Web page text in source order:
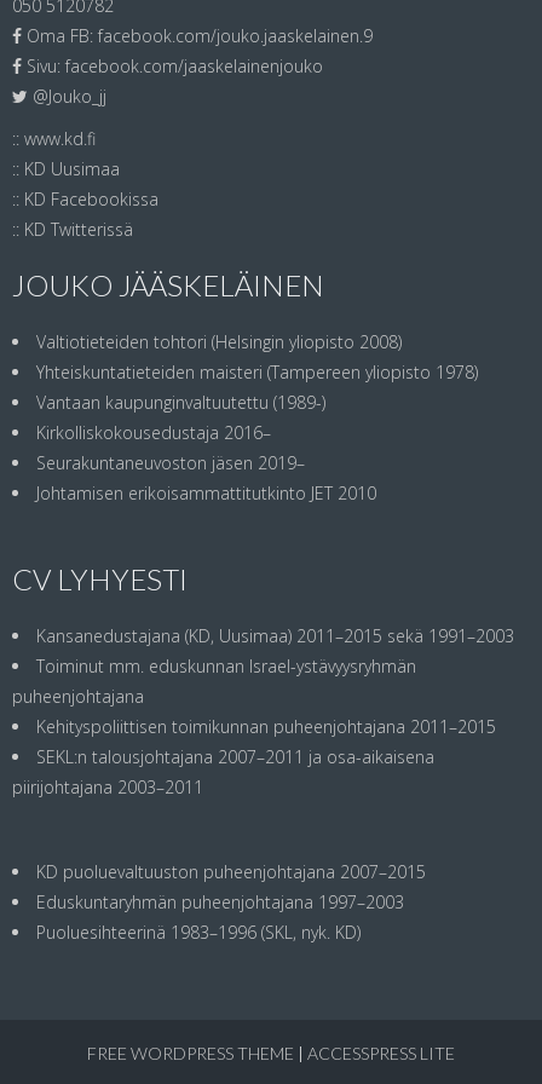
050 5120782
Oma FB: facebook.com/jouko.jaaskelainen.9
Sivu: facebook.com/jaaskelainenjouko
@Jouko_jj
:: www.kd.fi
:: KD Uusimaa
:: KD Facebookissa
:: KD Twitterissä
JOUKO JÄÄSKELÄINEN
Valtiotieteiden tohtori (Helsingin yliopisto 2008)
Yhteiskuntatieteiden maisteri (Tampereen yliopisto 1978)
Vantaan kaupunginvaltuutettu (1989-)
Kirkolliskokousedustaja 2016–
Seurakuntaneuvoston jäsen 2019–
Johtamisen erikoisammattitutkinto JET 2010
CV LYHYESTI
Kansanedustajana (KD, Uusimaa) 2011–2015 sekä 1991–2003
Toiminut mm. eduskunnan Israel-ystävyysryhmän
puheenjohtajana
Kehityspoliittisen toimikunnan puheenjohtajana 2011–2015
SEKL:n talousjohtajana 2007–2011 ja osa-aikaisena
piirijohtajana 2003–2011
KD puoluevaltuuston puheenjohtajana 2007–2015
Eduskuntaryhmän puheenjohtajana 1997–2003
Puoluesihteerinä 1983–1996 (SKL, nyk. KD)
FREE WORDPRESS THEME | ACCESSPRESS LITE